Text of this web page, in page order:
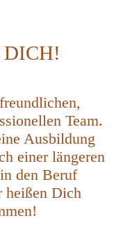
DICH!
Team.
Ausbildung
einer längeren
den Beruf
heißen Dich